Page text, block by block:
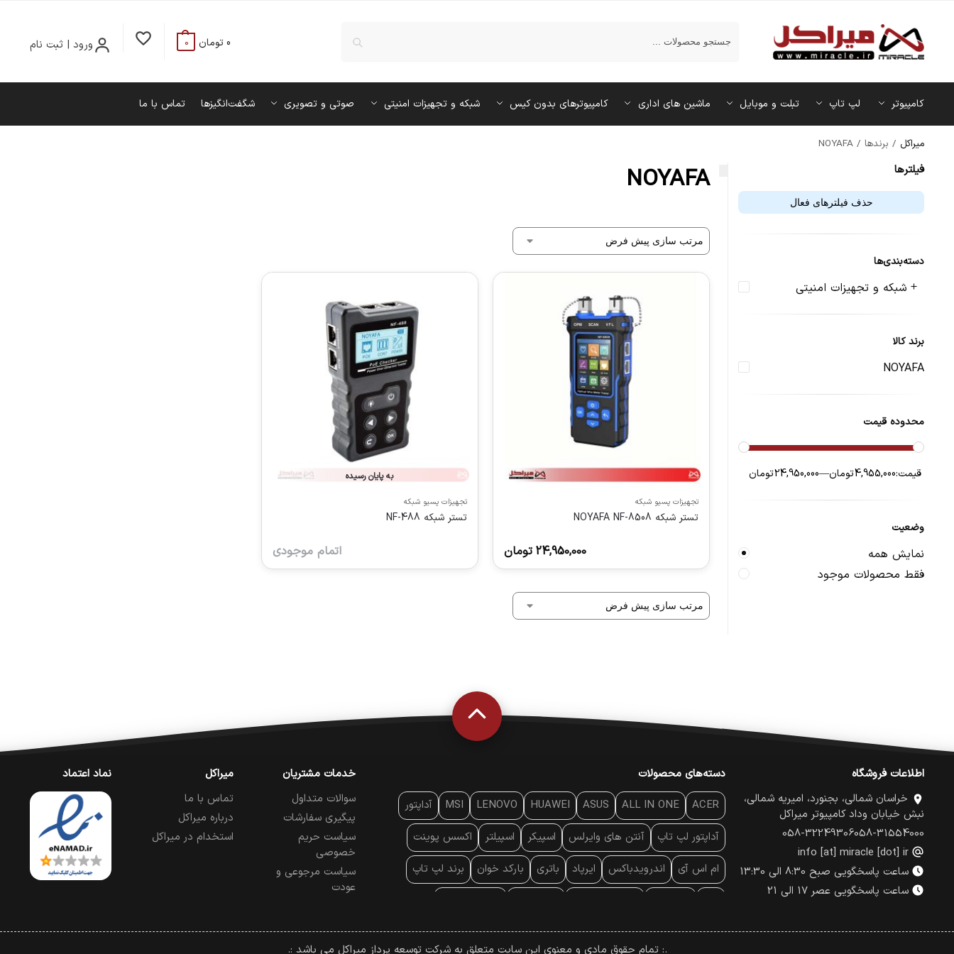
ورود | ثبت نام 0 تومان 0
کامپیوتر لپ تاپ تبلت و موبایل ماشین‌ های اداری کامپیوترهای بدون کیس شبکه و تجهیزات امنیتی صوتی و تصویری شگفت‌انگیزها تماس با ما
میراکل / برندها/
NOYAFA
NOYAFA
تجهیزات پسیو شبکه
تستر شبكه NOYAFA NF-8508
24,950,000 تومان
به پایان رسیده
تجهیزات پسیو شبکه
تستر شبكه NF-488
اتمام موجودی
فیلتر‌ها
حذف فیلترهای فعال
دسته‌بندی‌ها
شبکه و تجهیزات امنیتی
برند کالا
NOYAFA
محدوده قیمت
قیمت:4,955,000 تومان —24,950,000 تومان
وضعیت
نمایش همه
فقط محصولات موجود
اطلاعات فروشگاه
خراسان شمالی، بجنورد، امیریه شمالی،
نبش خیابان وداد کامپیوتر میراکل
058-31554000
058-32249306
info [at] miracle [dot] ir
ساعت پاسخگویی صبح 8:30 الی 13:30
ساعت پاسخگویی عصر 17 الی 21
دسته‌های محصولات
ACER
ALL IN ONE
ASUS
HUAWEI
LENOVO
MSI
آداپتور
آداپتور لپ تاپ
آنتن‌ های وایرلس اسپیکر اسپیلتر
اکسس پوینت
ام اس آی
اندرویدباکس ایرپاد باتری بارکد خوان
برند لپ تاپ
پچ کورد شبکه
پد موس پردازنده پرده نمایش پرینتر حرارتی
خدمات مشتریان
سوالات متداول
پیگیری سفارشات
سیاست حریم
خصوصی
سیاست مرجوعی و
عودت
میراکل
تماس با ما
درباره میراکل
استخدام در میراکل
نماد اعتماد
.: تمام حقوق مادی و معنوی این سایت متعلق به شرکت توسعه پرداز میراکل می باشد :.